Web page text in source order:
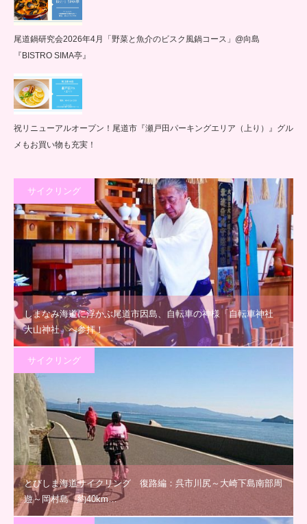
尾道鍋研究会2026年4月「野菜と魚介のビスク風鍋コース」@向島
『BISTRO SIMA亭』
祝リニューアルオープン！尾道市『瀬戸田パーキングエリア（上り）』グル
メもお買い物も充実！
サイクリング
しまなみ海道に浮かぶ尾道市因島、自転車の神様「自転車神社
大山神社」へ参拝！
サイクリング
とびしま海道サイクリング 復路編：呉市川尻～大崎下島南部周
遊～岡村島 約40km…